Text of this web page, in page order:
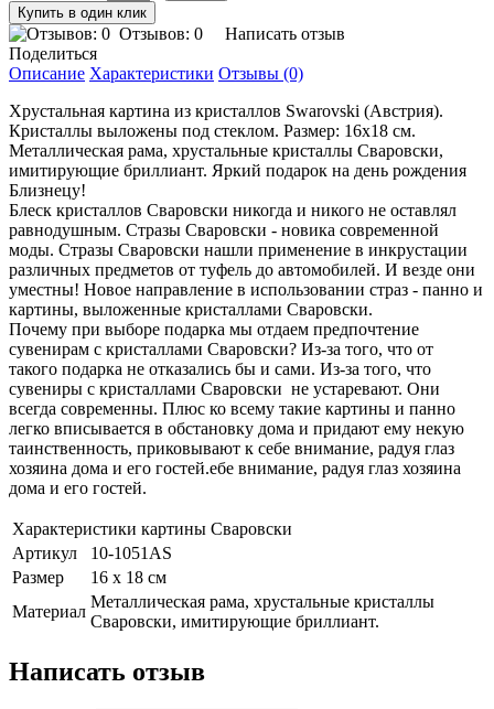
Отзывов: 0
Написать отзыв
Поделиться
Описание Характеристики Отзывы (0)
Хрустальная картина из кристаллов Swarovski (Австрия).
Кристаллы выложены под стеклом. Размер: 16х18 см.
Металлическая рама, хрустальные кристаллы Сваровски,
имитирующие бриллиант. Яркий подарок на день рождения
Близнецу!
Блеск кристаллов Сваровски никогда и никого не оставлял
равнодушным. Стразы Сваровски - новика современной
моды. Стразы Сваровски нашли применение в инкрустации
различных предметов от туфель до автомобилей. И везде они
уместны! Новое направление в использовании страз - панно и
картины, выложенные кристаллами Сваровски.
Почему при выборе подарка мы отдаем предпочтение
сувенирам с кристаллами Сваровски? Из-за того, что от
такого подарка не отказались бы и сами. Из-за того, что
сувениры с кристаллами Сваровски не устаревают. Они
всегда современны. Плюс ко всему такие картины и панно
легко вписывается в обстановку дома и придают ему некую
таинственность, приковывают к себе внимание, радуя глаз
хозяина дома и его гостей.ебе внимание, радуя глаз хозяина
дома и его гостей.
Характеристики картины Сваровски
Артикул
10-1051AS
Размер
16 х 18 см
Материал
Металлическая рама, хрустальные кристаллы
Сваровски, имитирующие бриллиант.
Написать отзыв